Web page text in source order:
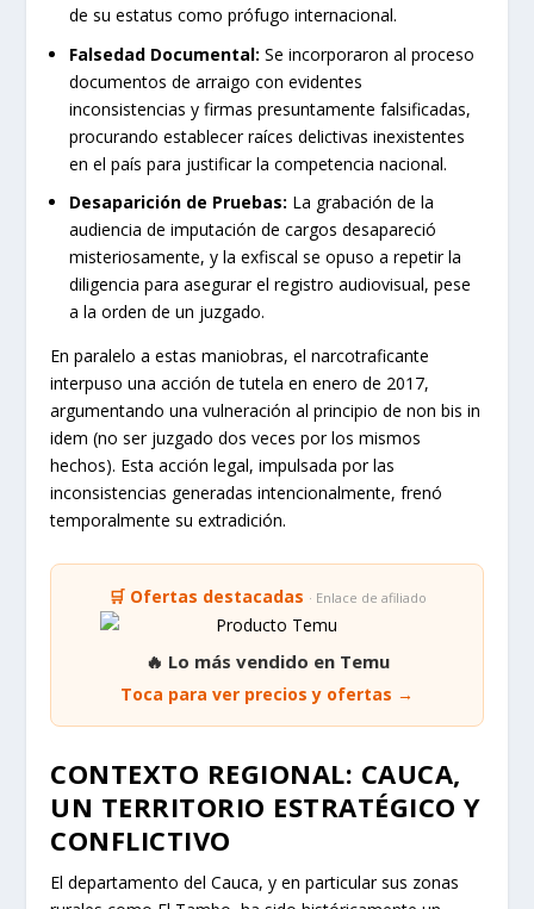
de su estatus como prófugo internacional.
Falsedad Documental: Se incorporaron al proceso
documentos de arraigo con evidentes
inconsistencias y firmas presuntamente falsificadas,
procurando establecer raíces delictivas inexistentes
en el país para justificar la competencia nacional.
Desaparición de Pruebas: La grabación de la
audiencia de imputación de cargos desapareció
misteriosamente, y la exfiscal se opuso a repetir la
diligencia para asegurar el registro audiovisual, pese
a la orden de un juzgado.
En paralelo a estas maniobras, el narcotraficante
interpuso una acción de tutela en enero de 2017,
argumentando una vulneración al principio denon bis in
idem (no ser juzgado dos veces por los mismos
hechos). Esta acción legal, impulsada por las
inconsistencias generadas intencionalmente, frenó
temporalmente su extradición.
🛒 Ofertas destacadas · Enlace de afiliado